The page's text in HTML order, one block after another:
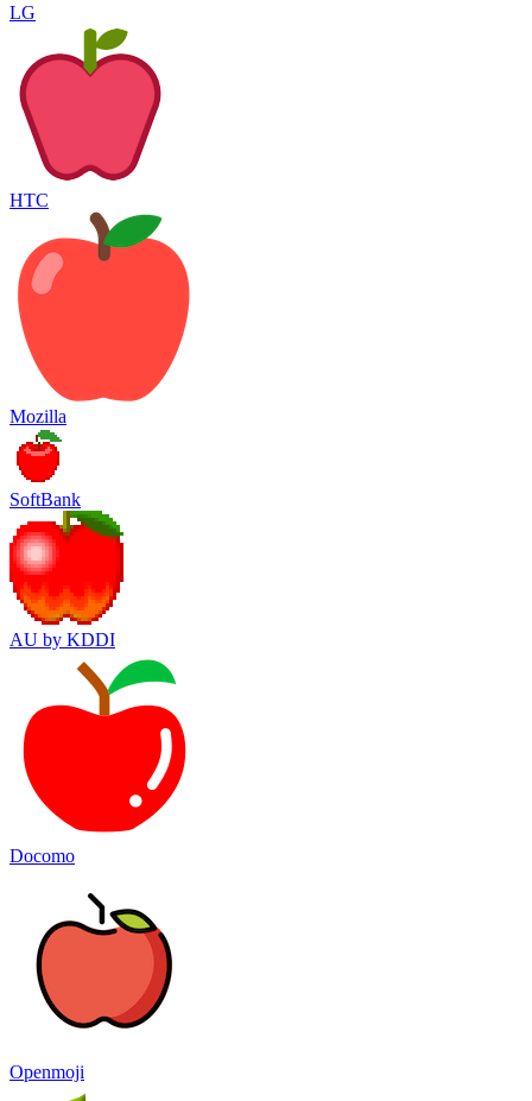
LG
HTC
Mozilla
SoftBank
AU by KDDI
Docomo
Openmoji